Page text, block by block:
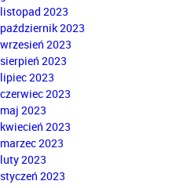
listopad 2023
październik 2023
wrzesień 2023
sierpień 2023
lipiec 2023
czerwiec 2023
maj 2023
kwiecień 2023
marzec 2023
luty 2023
styczeń 2023